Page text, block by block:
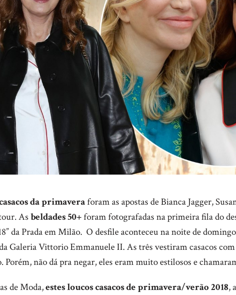
da primaveraforam as apostas de Bianca Jagger,
As beldades 50+foram fotografadas na primeira fila do
da Prada em Milão. O desfile aconteceu na noite de
Galeria Vittorio Emmanuele II. As três vestiram casacos
Porém, não dá pra negar, eles eram muito estilosos e
de Moda,estes loucos casacos de primavera/verão 2018,